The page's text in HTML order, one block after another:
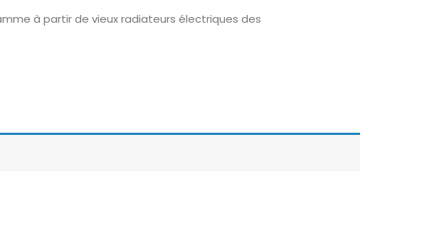
à partir de vieux radiateurs électriques des